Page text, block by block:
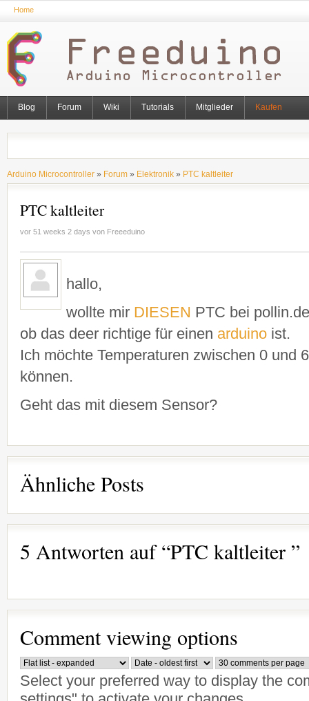
Home
Blog Forum Wiki Tutorials Mitglieder Kaufen
Arduino Microcontroller » Forum » Elektronik » PTC kaltleiter
PTC kaltleiter
vor 51 weeks 2 days von Freeeduino
hallo,
wollte mir DIESEN PTC bei
ob das deer richtige für einen arduino ist.
Ich möchte Temperaturen zwischen 0 und
können.
Geht das mit diesem Sensor?
Ähnliche Posts
5 Antworten auf “PTC kaltleiter ”
Comment viewing options
Select your preferred way to display the